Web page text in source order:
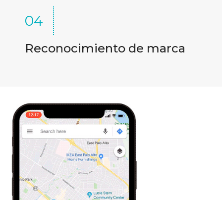
04
Reconocimiento de marca